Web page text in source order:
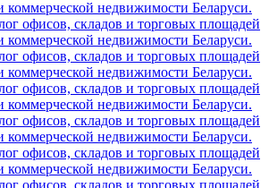
коммерческой недвижимости Беларуси.
офисов, складов и торговых площадей
коммерческой недвижимости Беларуси.
офисов, складов и торговых площадей
коммерческой недвижимости Беларуси.
офисов, складов и торговых площадей
коммерческой недвижимости Беларуси.
офисов, складов и торговых площадей
коммерческой недвижимости Беларуси.
офисов, складов и торговых площадей
коммерческой недвижимости Беларуси.
офисов, складов и торговых площадей